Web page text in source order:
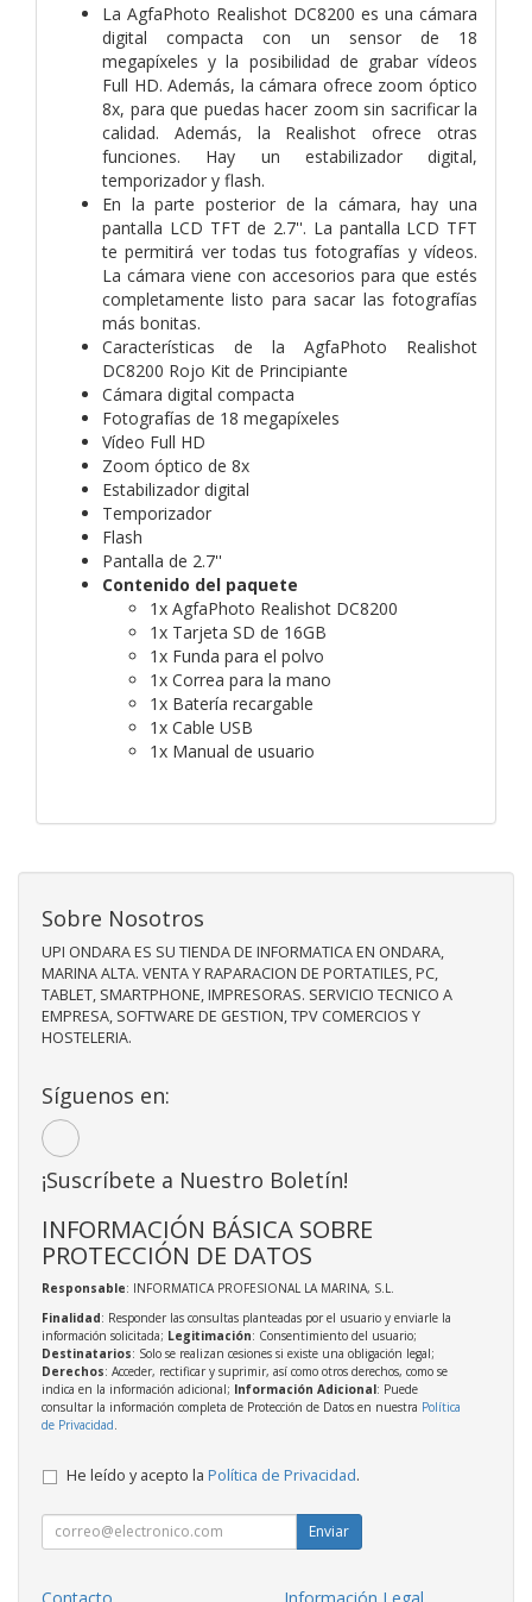
La AgfaPhoto Realishot DC8200 es una cámara
digital compacta con un sensor de 18
megapíxeles y la posibilidad de grabar vídeos
Full HD. Además, la cámara ofrece zoom óptico
8x, para que puedas hacer zoom sin sacrificar la
calidad. Además, la Realishot ofrece otras
funciones. Hay un estabilizador digital,
temporizador y flash.
En la parte posterior de la cámara, hay una
pantalla LCD TFT de 2.7''. La pantalla LCD TFT
te permitirá ver todas tus fotografías y vídeos.
La cámara viene con accesorios para que estés
completamente listo para sacar las fotografías
más bonitas.
Características de la AgfaPhoto Realishot
DC8200 Rojo Kit de Principiante
Cámara digital compacta
Fotografías de 18 megapíxeles
Vídeo Full HD
Zoom óptico de 8x
Estabilizador digital
Temporizador
Flash
Pantalla de 2.7''
Contenido del paquete
1x AgfaPhoto Realishot DC8200
1x Tarjeta SD de 16GB
1x Funda para el polvo
1x Correa para la mano
1x Batería recargable
1x Cable USB
1x Manual de usuario
Sobre Nosotros
UPI ONDARA ES SU TIENDA DE INFORMATICA EN ONDARA,
MARINA ALTA. VENTA Y RAPARACION DE PORTATILES, PC,
TABLET, SMARTPHONE, IMPRESORAS. SERVICIO TECNICO A
EMPRESA, SOFTWARE DE GESTION, TPV COMERCIOS Y
HOSTELERIA.
Síguenos en:
¡Suscríbete a Nuestro Boletín!
INFORMACIÓN BÁSICA SOBRE
PROTECCIÓN DE DATOS
Responsable: INFORMATICA PROFESIONAL LA MARINA, S.L.
Finalidad: Responder las consultas planteadas por el usuario y enviarle la
información solicitada; Legitimación: Consentimiento del usuario;
Destinatarios: Solo se realizan cesiones si existe una obligación legal;
Derechos: Acceder, rectificar y suprimir, así como otros derechos, como se
indica en la información adicional; Información Adicional: Puede
consultar la información completa de Protección de Datos en nuestra Política
de Privacidad
He leído y acepto la Política de Privacidad.
Enviar
Contacto Información Legal